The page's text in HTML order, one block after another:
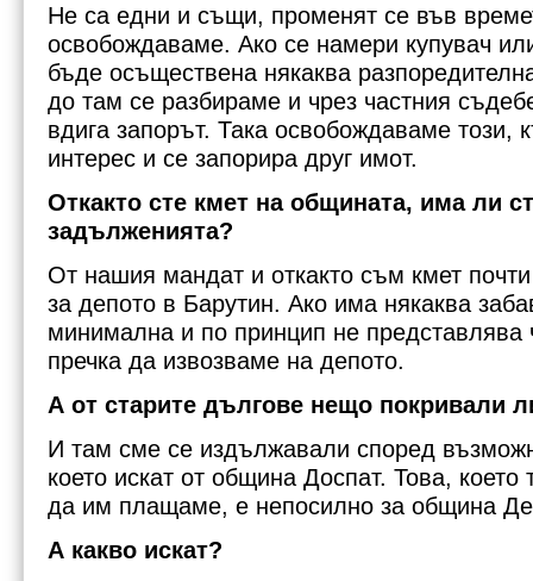
Не са едни и същи, променят се във
освобождаваме. Ако се намери купувач
бъде осъществена някаква
до там се разбираме и чрез частния
вдига запорът. Така освобождаваме този,
интерес и се запорира друг имот.
Откакто сте кмет на общината, има ли
задълженията?
От нашия мандат и откакто съм кмет
за депото в Барутин. Ако има някаква
минимална и по принцип не представлява
пречка да извозваме на депото.
А от старите дългове нещо покривали
И там сме се издължавали според
което искат от община Доспат. Това, което
да им плащаме, е непосилно за община
А какво искат?